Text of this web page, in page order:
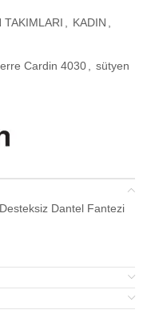
TAKIMLARI KADIN
Cardin 4030 sütyen
Dantel Fantezi